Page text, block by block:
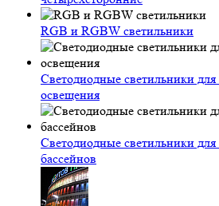
RGB и RGBW светильники
Светодиодные светильники
освещения
Светодиодные светильники
бассейнов